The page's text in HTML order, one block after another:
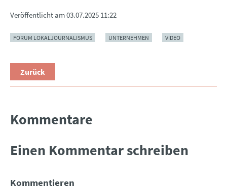
Veröffentlicht am03.07.2025 11:22
FORUM LOKALJOURNALISMUS UNTERNEHMEN VIDEO
Zurück
Kommentare
Einen Kommentar schreiben
Kommentieren